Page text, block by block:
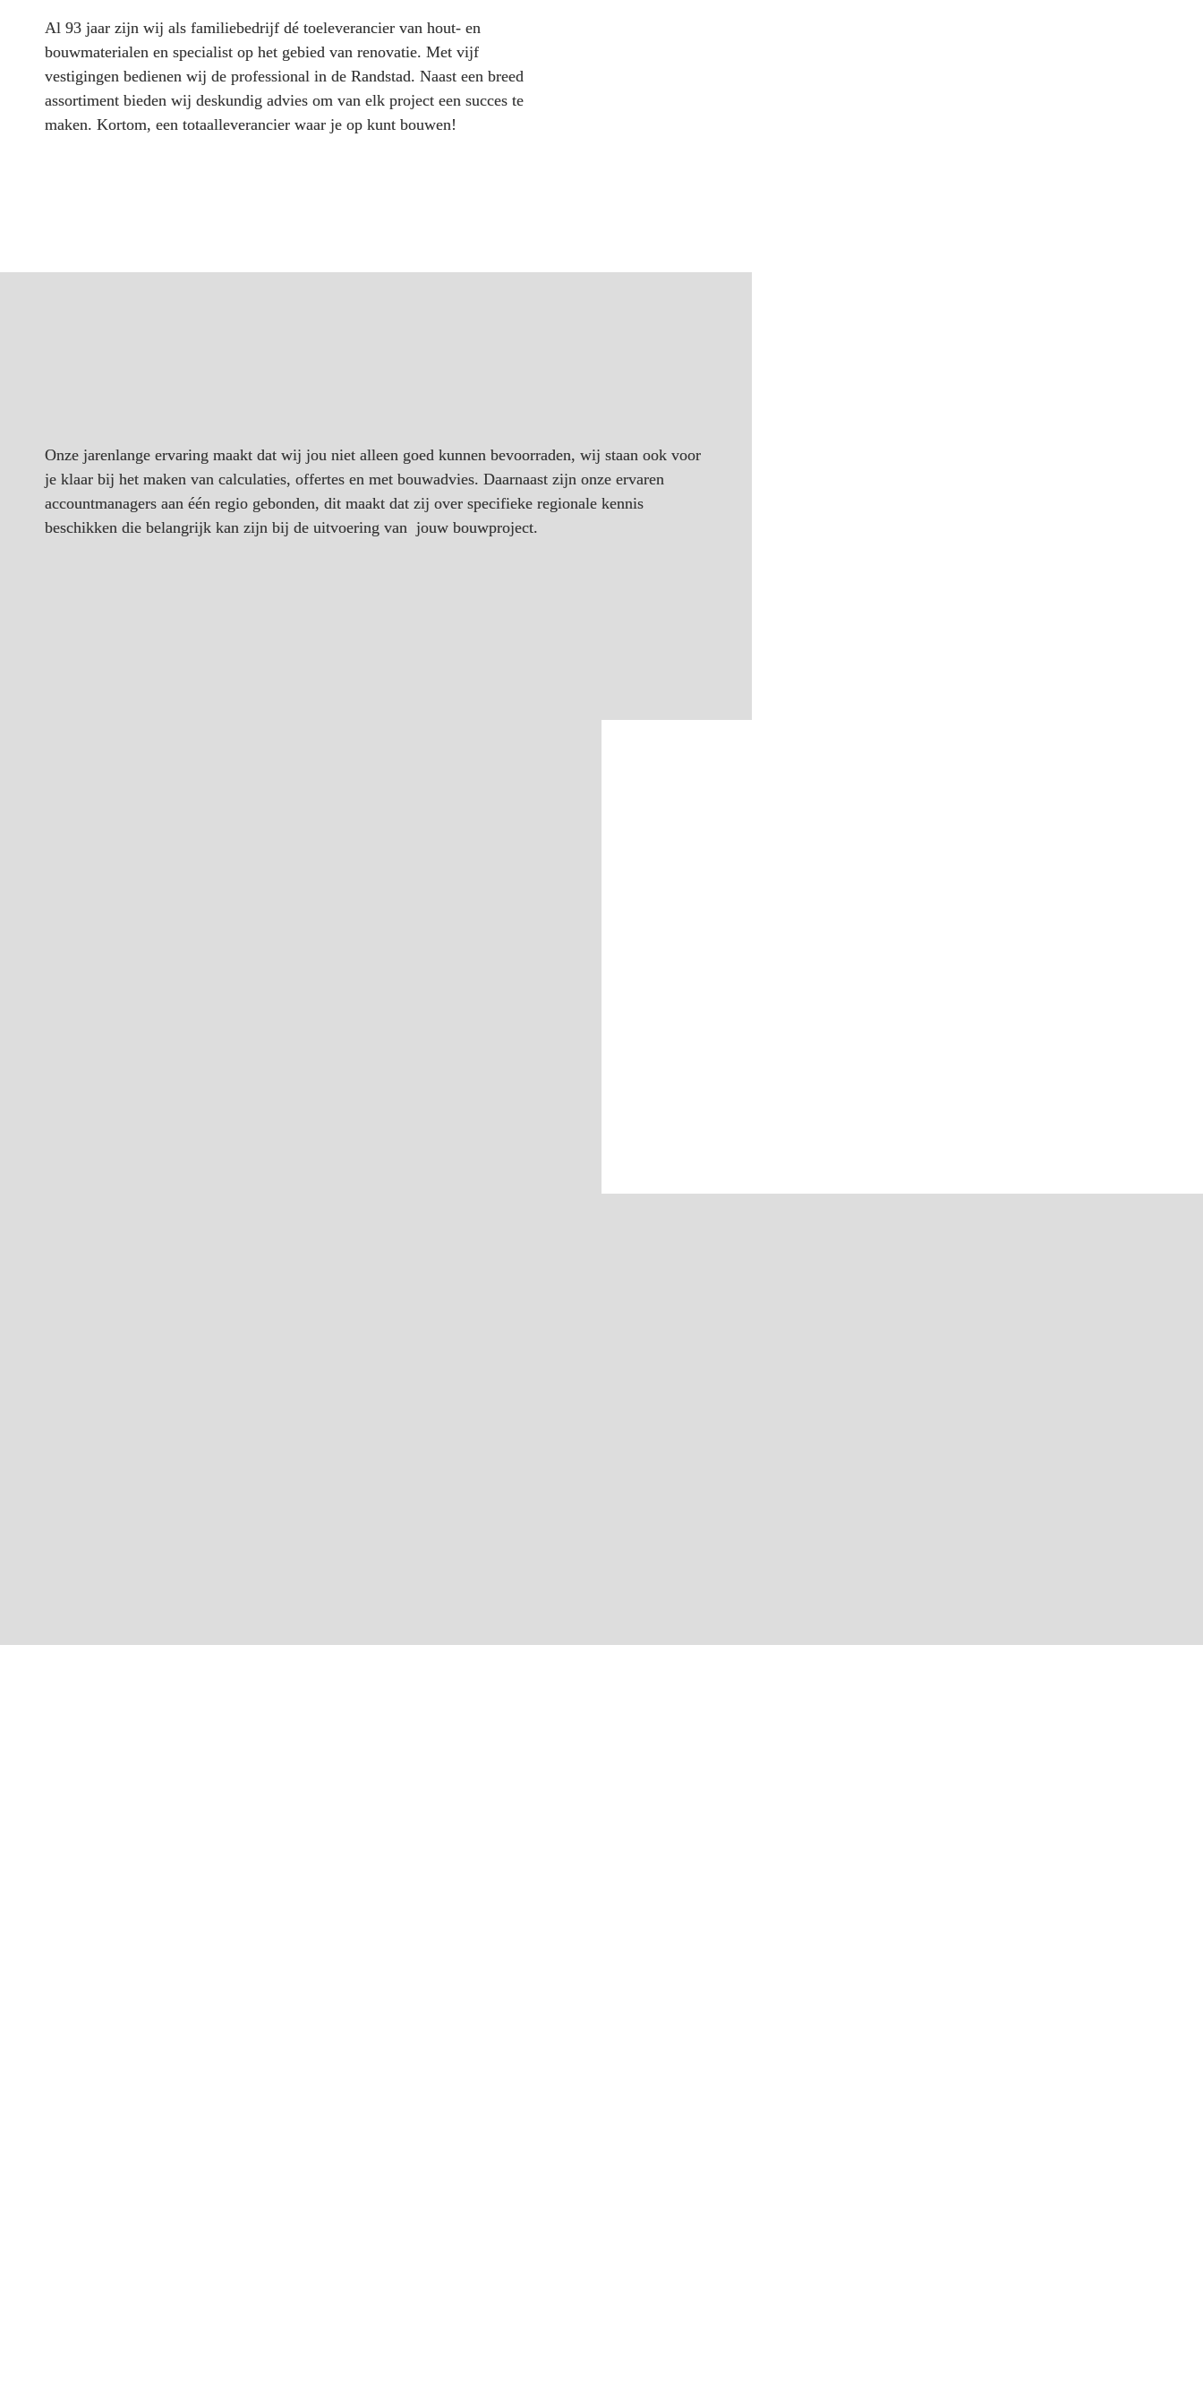
Al 93 jaar zijn wij als familiebedrijf dé toeleverancier van hout- en
bouwmaterialen en specialist op het gebied van renovatie. Met vijf
vestigingen bedienen wij de professional in de Randstad. Naast een breed
assortiment bieden wij deskundig advies om van elk project een succes te
maken. Kortom, een totaalleverancier waar je op kunt bouwen!
Onze jarenlange ervaring maakt dat wij jou niet alleen goed kunnen bevoorraden, wij staan ook voor
je klaar bij het maken van calculaties, offertes en met bouwadvies. Daarnaast zijn onze ervaren
accountmanagers aan één regio gebonden, dit maakt dat zij over specifieke regionale kennis
beschikken die belangrijk kan zijn bij de uitvoering van  jouw bouwproject.